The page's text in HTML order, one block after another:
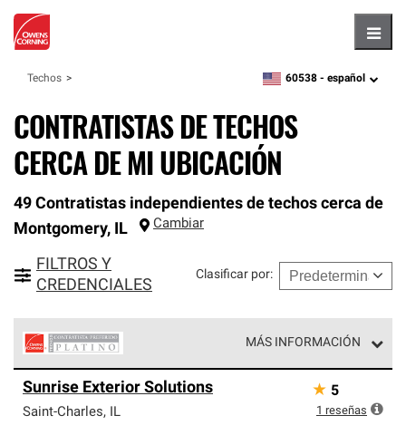
Techos zipcode,language
60538 - español
CONTRATISTAS DE TECHOS
CERCA DE MI UBICACIÓN
49 Contratistas independientes de techos cerca de
Montgomery, IL Cambiar
FILTROS Y
CREDENCIALES
Clasificar por:
MÁS INFORMACIÓN
Corning constituyen el nivel superior de nuestra red
exclusiva y cumplen con estándares estrictos de
Sunrise Exterior Solutions
Saint-Charles, IL
★ 5
1 reseñas